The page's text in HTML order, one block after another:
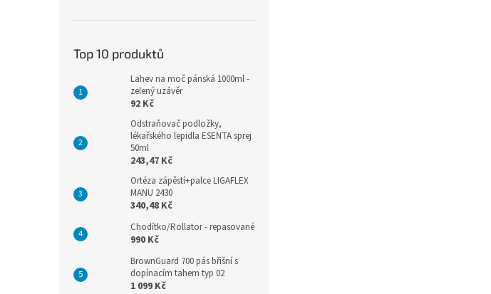
Top 10 produktů
Lahev na moč pánská 1000ml -
zelený uzávěr
92 Kč
Odstraňovač podložky,
lékařského lepidla ESENTA sprej
50ml
243,47 Kč
Ortéza zápěstí+palce LIGAFLEX
MANU 2430
340,48 Kč
Chodítko/Rollator - repasované
990 Kč
BrownGuard 700 pás břišní s
dopínacím tahem typ 02
1 099 Kč